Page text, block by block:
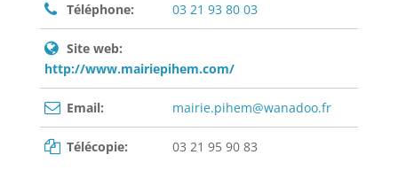
Téléphone: 03 21 93 80 03
Site web:
http://www.mairiepihem.com/
Email: mairie.pihem@wanadoo.fr
Télécopie: 03 21 95 90 83